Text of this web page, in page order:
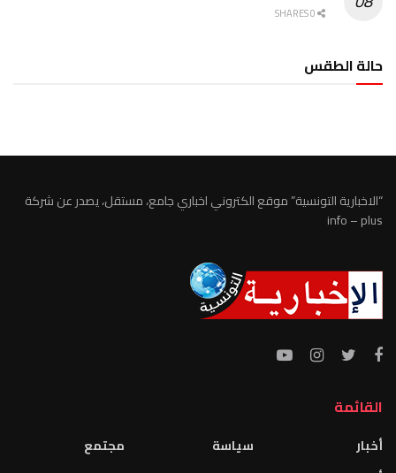
حالة الطقس
“الاخبارية التونسية” موقع الكتروني اخباري جامع، مستقل، يصدر عن شركة
info – plus
القائمة
أخبار
سياسة
مجتمع